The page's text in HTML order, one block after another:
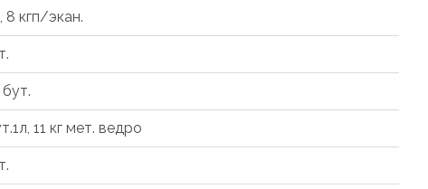
8 кгп/экан.
бут.
11 кг мет. ведро